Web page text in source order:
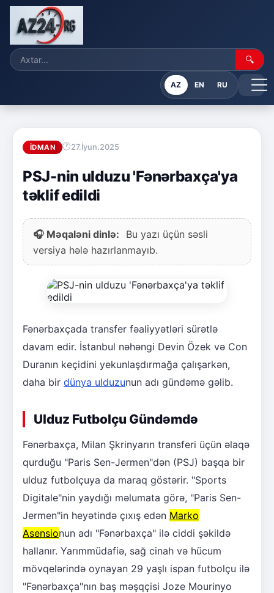
🔍
AZ EN RU
İDMAN 27.İyun.2025
PSJ-nin ulduzu 'Fənərbaxça'ya
təklif edildi
🎧 Məqaləni dinlə:
Bu yazı üçün səsli
versiya hələ hazırlanmayıb.
Fənərbaxçada transfer fəaliyyətləri sürətlə
davam edir. İstanbul nəhəngi Devin Özek və Con
Duranın keçidini yekunlaşdırmağa çalışarkən,
daha bir dünya ulduzunun adı gündəmə gəlib.
Ulduz Futbolçu Gündəmdə
Fənərbaxça, Milan Şkrinyarın transferi üçün əlaqə
qurduğu "Paris Sen-Jermen"dən (PSJ) başqa bir
ulduz futbolçuya da maraq göstərir. "Sports
Digitale"nin yaydığı məlumata görə, "Paris Sen-
Jermen"in heyətində çıxış edən Marko
Asensionun adı "Fənərbaxça" ilə ciddi şəkildə
hallanır. Yarımmüdafiə, sağ cinah və hücum
mövqelərində oynayan 29 yaşlı ispan futbolçu ilə
"Fənərbaxça"nın baş məşqçisi Joze Mourinyo